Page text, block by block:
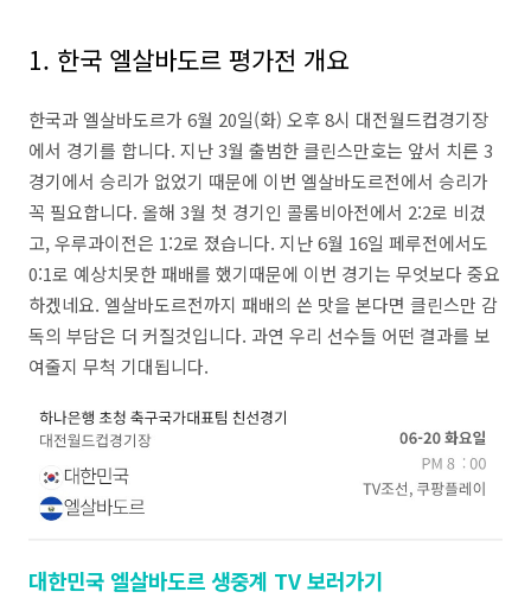
1. 한국 엘살바도르 평가전 개요
한국과 엘살바도르가 6월 20일(화) 오후 8시 대전월드컵경기장
에서 경기를 합니다. 지난 3월 출범한 클린스만호는 앞서 치른 3
경기에서 승리가 없었기 때문에 이번 엘살바도르전에서 승리가
꼭 필요합니다. 올해 3월 첫 경기인 콜롬비아전에서 2:2로 비겼
고, 우루과이전은 1:2로 졌습니다. 지난 6월 16일 페루전에서도
0:1로 예상치못한 패배를 했기때문에 이번 경기는 무엇보다 중요
하겠네요. 엘살바도르전까지 패배의 쓴 맛을 본다면 클린스만 감
독의 부담은 더 커질것입니다. 과연 우리 선수들 어떤 결과를 보
여줄지 무척 기대됩니다.
대한민국 엘살바도르 생중계 TV 보러가기